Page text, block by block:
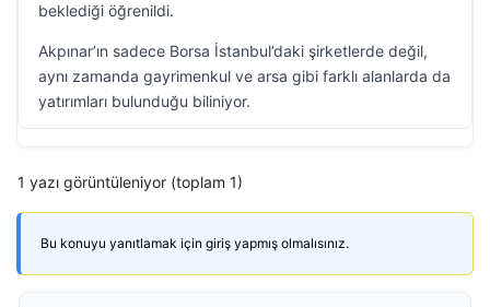
beklediği öğrenildi.
Akpınar’ın sadece Borsa İstanbul’daki şirketlerde değil,
aynı zamanda gayrimenkul ve arsa gibi farklı alanlarda da
yatırımları bulunduğu biliniyor.
1 yazı görüntüleniyor (toplam 1)
Bu konuyu yanıtlamak için giriş yapmış olmalısınız.